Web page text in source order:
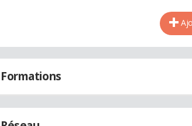
Formations